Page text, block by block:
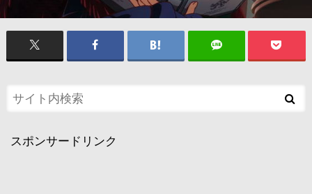
スポンサードリンク